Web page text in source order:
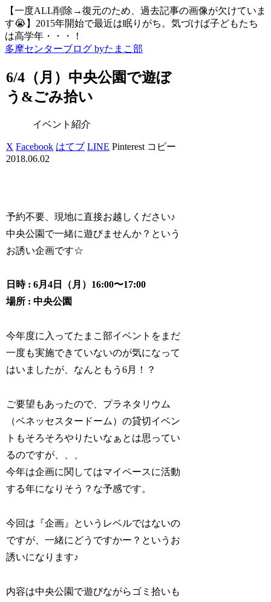
【一度ALL削除→復元のため、過去記事の画像が欠けていま
す😭】2015年開始で最近は眠りがち。気づけば子どもたち
は高学年・・・！
多摩センターブログ byたまこ部
6/4（月）中央公園で遊ぼ
う&ごみ拾い
イベント紹介
X Facebook はてブ LINE Pinterest コピー
2018.06.02
予約不要、現地に直接お越しください♪
中央公園で一緒に遊びませんか？という
お誘い企画です☆
日時 : 6月4日（月）16:00〜17:00
場所 : 中央公園
今年度に入ってたまこ部イベントをまだ
一度も実施できていないのが気になって
はいましたが、なんともう6月！？
ご要望もあったので、プラネタリウム
（ベネッセスタードーム）の貸切イベン
トもそろそろやりたいなぁとは思ってい
るのですが、、、
今年は企画に関してはマイペースに活動
する年になりそう？な予感です。
今回は『企画』というレベルではないの
ですが、一緒にどうですかー？というお
誘いになります♪
内容は中央公園で遊びながらゴミ拾いも